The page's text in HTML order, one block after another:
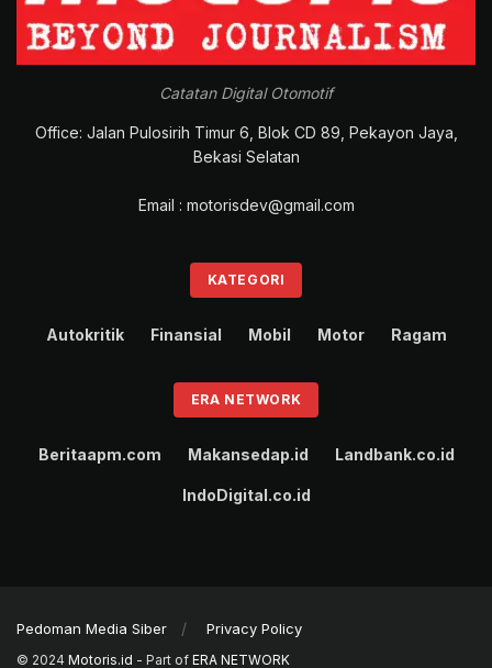
Catatan Digital Otomotif
Office: Jalan Pulosirih Timur 6, Blok CD 89, Pekayon Jaya,
Bekasi Selatan
Email : motorisdev@gmail.com
KATEGORI
Autokritik Finansial Mobil Motor Ragam
ERA NETWORK
Beritaapm.com Makansedap.id Landbank.co.id
IndoDigital.co.id
Pedoman Media Siber Privacy Policy
© 2024 Motoris.id - Part of ERA NETWORK